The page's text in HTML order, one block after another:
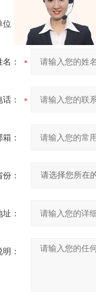
：
：
：
：
份：
：
：